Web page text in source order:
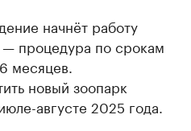
начнёт работу
процедура по срокам
месяцев.
новый зоопарк
августе 2025 года.